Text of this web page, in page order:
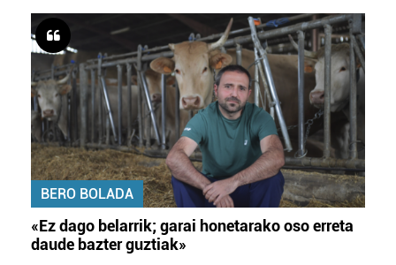
erabiltzen dituen hauta dezakezu.
Bazkide batzuek ez dizute baimenik eskatzen, eta beren
interes komertzial legitimoetan babesten dira. Ikusi gure
bazkideen zerrenda, beren ustez zein helburutarako
duten interes legitimoa eta horren aurka nola egin
dezakezun ikusteko.
Lortu zure datu pertsonalak prozesatzeko moduari
datuen atalean. Edozein unetan alda edo ken dezakezu
zure baimena Cookieen adierazpenean.
BERO BOLADA
«Ez dago belarrik; garai honetarako oso erreta
daude bazter guztiak»